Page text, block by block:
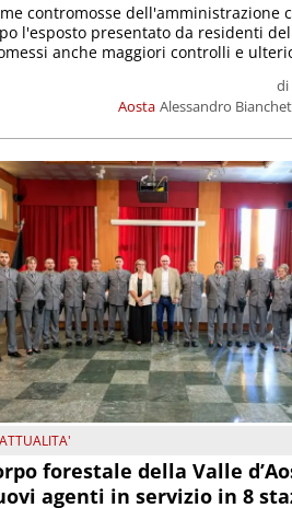
Aosta
di
Alessandro Bianchet
contromosse dell'amministrazione
l'esposto presentato da residenti
anche maggiori controlli e
ATTUALITA'
forestale della Valle
agenti in servizio in 8